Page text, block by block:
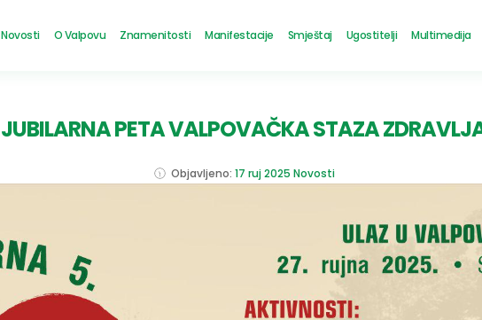
Novosti O Valpovu Znamenitosti Manifestacije Smještaj Ugostitelji Multimedija
JUBILARNA PETA VALPOVAČKA STAZA
Objavljeno: 17 ruj 2025 Novosti